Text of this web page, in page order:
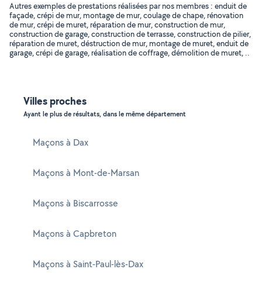
Autres exemples de prestations réalisées par nos membres : enduit de
façade, crépi de mur, montage de mur, coulage de chape, rénovation
de mur, crépi de muret, réparation de mur, construction de mur,
construction de garage, construction de terrasse, construction de pilier,
réparation de muret, déstruction de mur, montage de muret, enduit de
garage, crépi de garage, réalisation de coffrage, démolition de muret, ..
Villes proches
Ayant le plus de résultats, dans le même département
Maçons à Dax
Maçons à Mont-de-Marsan
Maçons à Biscarrosse
Maçons à Capbreton
Maçons à Saint-Paul-lès-Dax